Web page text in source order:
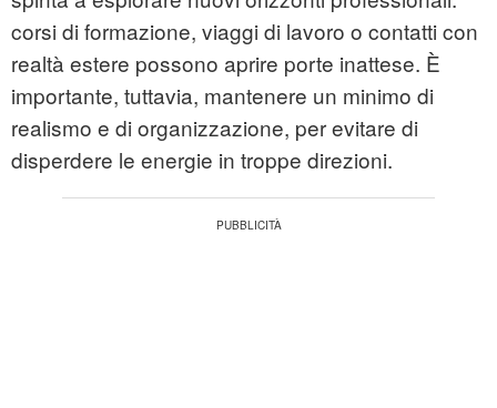
corsi di formazione, viaggi di lavoro o contatti con
realtà estere possono aprire porte inattese. È
importante, tuttavia, mantenere un minimo di
realismo e di organizzazione, per evitare di
disperdere le energie in troppe direzioni.